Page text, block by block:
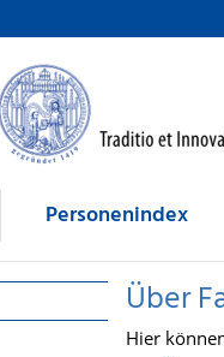
Personenindex
Über
Hier